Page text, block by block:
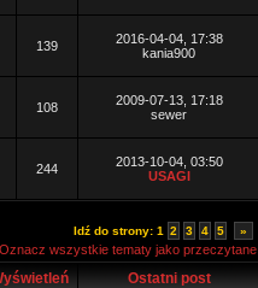
139
2016-04-04, 17:38
kania900
108
2009-07-13, 17:18
sewer
244
2013-10-04, 03:50
USAGI
Idź do strony: 1 2 3 4 5 »
Oznacz wszystkie tematy jako przeczytane
Ostatni post